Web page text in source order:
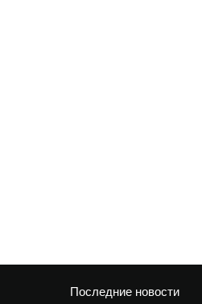
Последние новости